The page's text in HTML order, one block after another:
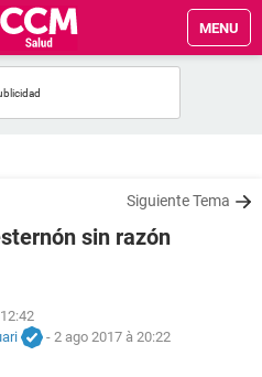
MENU
Siguiente Tema
sin razón
- 2 ago 2017 à 20:22